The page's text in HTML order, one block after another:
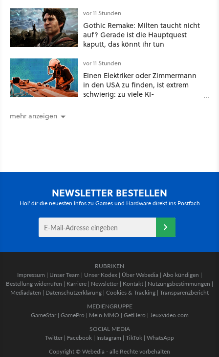
vor 11 Stunden
Gothic Remake: Milten taucht nicht
auf? Gerade ist die Hauptquest
kaputt, das könnt ihr tun
vor 11 Stunden
Einen Elektriker oder Zimmermann
in den USA zu finden, ist extrem
schwierig: zu viele KI-
mehr anzeigen
NEWSLETTER BESTELLEN
Hol' dir die neuesten Infos zu Games und Hardware direkt ins Postfach
RUBRIKEN
Impressum | Unser Team | Unser Kodex | Über Webedia | Abo kündigen |
Bestellung widerrufen | Karriere | Newsletter | Kontakt | Nutzungsbestimmungen |
Mediadaten | Datenschutzerklärung | Cookies & Tracking | Transparenzbericht
MEDIENGRUPPE
GameStar| GamePro | Mein MMO | GetHero | Jeuxvideo.com
SOCIAL MEDIA
Twitter | Facebook | Instagram | TikTok | WhatsApp
Copyright © Webedia - alle Rechte vorbehalten